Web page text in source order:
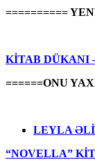
==========
KİTAB DÜKANI
======ONU
LEYLA
“NOVELLA”